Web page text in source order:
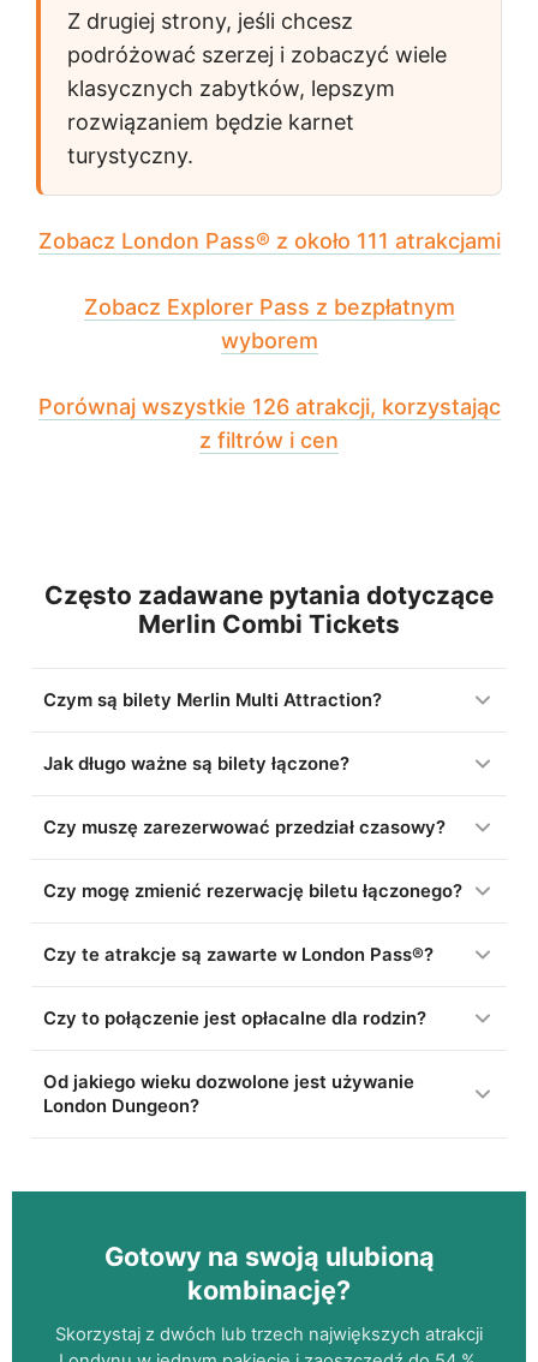
Z drugiej strony, jeśli chcesz
podróżować szerzej i zobaczyć wiele
klasycznych zabytków, lepszym
rozwiązaniem będzie karnet
turystyczny.
Zobacz London Pass® z około 111 atrakcjami
Zobacz Explorer Pass z bezpłatnym
wyborem
Porównaj wszystkie 126 atrakcji, korzystając
z filtrów i cen
Często zadawane pytania dotyczące
Merlin Combi Tickets
Czym są bilety Merlin Multi Attraction?
Jak długo ważne są bilety łączone?
Czy muszę zarezerwować przedział czasowy?
Czy mogę zmienić rezerwację biletu łączonego?
Czy te atrakcje są zawarte w London Pass®?
Czy to połączenie jest opłacalne dla rodzin?
Od jakiego wieku dozwolone jest używanie
London Dungeon?
Gotowy na swoją ulubioną
kombinację?
Skorzystaj z dwóch lub trzech największych atrakcji